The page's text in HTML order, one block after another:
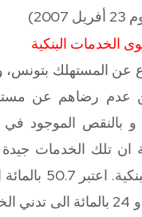
عبروا عن عدم رضاهم عن
و بالنقص الموجود
من العناية والاهتمام، فيما اعتبر 1.5
النقائص التي لاحظها
النقائص الأساسية مقابل يرجعون ذلك الى ارتفاع